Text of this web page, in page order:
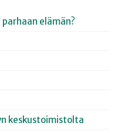
elämän?
keskustoimistolta